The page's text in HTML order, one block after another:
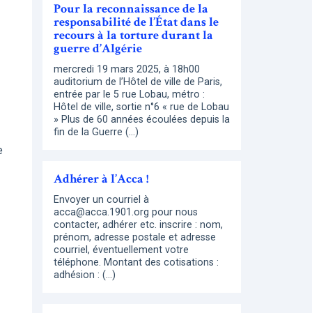
Pour la reconnaissance de la
responsabilité de l’État dans le
recours à la torture durant la
guerre d’Algérie
mercredi 19 mars 2025, à 18h00
auditorium de l’Hôtel de ville de Paris,
entrée par le 5 rue Lobau, métro :
Hôtel de ville, sortie n°6 « rue de Lobau
» Plus de 60 années écoulées depuis la
fin de la Guerre (…)
Adhérer à l’Acca !
Envoyer un courriel à
acca@acca.1901.org pour nous
contacter, adhérer etc. inscrire : nom,
prénom, adresse postale et adresse
courriel, éventuellement votre
téléphone. Montant des cotisations :
adhésion : (…)